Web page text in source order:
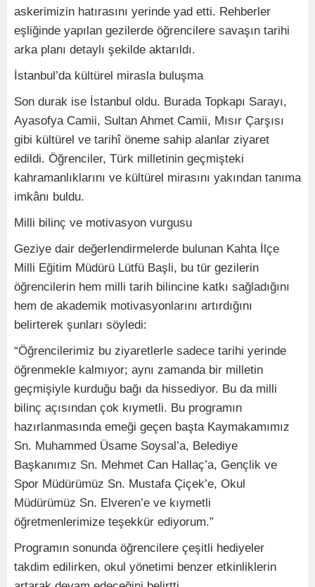
askerimizin hatırasını yerinde yad etti. Rehberler
eşliğinde yapılan gezilerde öğrencilere savaşın tarihi
arka planı detaylı şekilde aktarıldı.
İstanbul’da kültürel mirasla buluşma
Son durak ise İstanbul oldu. Burada Topkapı Sarayı,
Ayasofya Camii, Sultan Ahmet Camii, Mısır Çarşısı
gibi kültürel ve tarihî öneme sahip alanlar ziyaret
edildi. Öğrenciler, Türk milletinin geçmişteki
kahramanlıklarını ve kültürel mirasını yakından tanıma
imkânı buldu.
Milli bilinç ve motivasyon vurgusu
Geziye dair değerlendirmelerde bulunan Kahta İlçe
Milli Eğitim Müdürü Lütfü Başli, bu tür gezilerin
öğrencilerin hem milli tarih bilincine katkı sağladığını
hem de akademik motivasyonlarını artırdığını
belirterek şunları söyledi:
“Öğrencilerimiz bu ziyaretlerle sadece tarihi yerinde
öğrenmekle kalmıyor; aynı zamanda bir milletin
geçmişiyle kurduğu bağı da hissediyor. Bu da milli
bilinç açısından çok kıymetli. Bu programın
hazırlanmasında emeği geçen başta Kaymakamımız
Sn. Muhammed Üsame Soysal’a, Belediye
Başkanımız Sn. Mehmet Can Hallaç’a, Gençlik ve
Spor Müdürümüz Sn. Mustafa Çiçek’e, Okul
Müdürümüz Sn. Elveren’e ve kıymetli
öğretmenlerimize teşekkür ediyorum.”
Programın sonunda öğrencilere çeşitli hediyeler
takdim edilirken, okul yönetimi benzer etkinliklerin